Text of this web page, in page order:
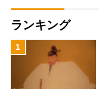
ランキング
1